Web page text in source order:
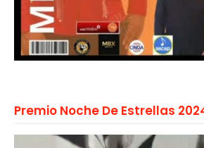
Premio Noche De Estrellas